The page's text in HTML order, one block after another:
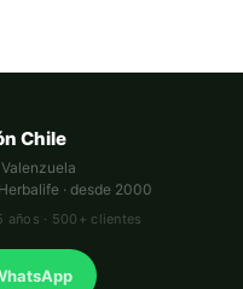
Chile
· desde 2000
años · 500+ clientes